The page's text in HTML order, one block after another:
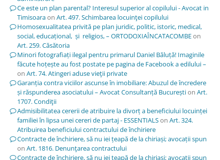
Ce este un plan parental? Interesul superior al copilului - Avocat in
Timisoaraon Art. 497. Schimbarea locuinţei copilului
Homosexualitatea privită pe plan juridic, politic, istoric, medical,
social, educațional, și religios, – ORTODOXIAÎNCATACOMBEon
Art. 259. Căsătoria
Minori fotografiați ilegal pentru primarul Daniel Băluță! Imaginile
făcute hoțește au fost postate pe pagina de Facebook a edilului –
on Art. 74. Atingeri aduse vieţii private
Garanția contra viciilor ascunse în imobiliare: Abuzul de încredere
și răspunderea asociatului – Avocat Consultanță Bucureștion Art.
1707. Condiţii
Admisibilitatea cererii de atribuire la divorț a beneficiului locuinței
familiei în lipsa unei cereri de partaj - ESSENTIALSon Art. 324.
Atribuirea beneficiului contractului de închiriere
Contracte de închiriere, să nu iei țeapă de la chiriași; avocații spun
on Art. 1816. Denunţarea contractului
Contracte de închiriere, să nu iei țeapă de la chiriași; avocații spun